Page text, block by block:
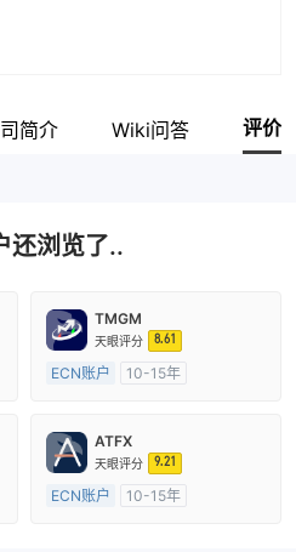
简介 Wiki问答 评价
还浏览了..
TMGM
天眼评分 8.61
ECN账户
10-15年
主标MT4
ATFX
天眼评分 9.21
ECN账户
10-15年